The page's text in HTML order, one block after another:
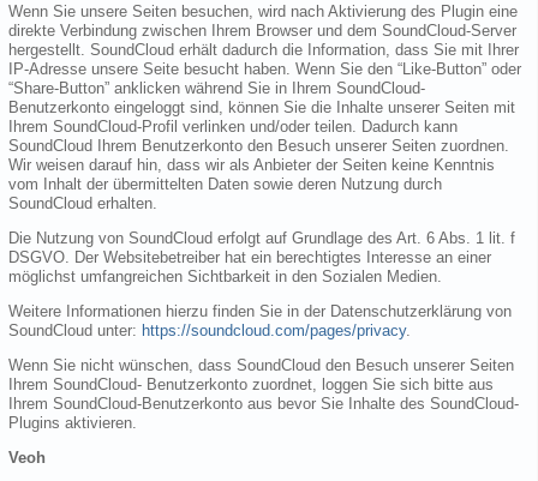
Wenn Sie unsere Seiten besuchen, wird nach Aktivierung des Plugin eine
direkte Verbindung zwischen Ihrem Browser und dem SoundCloud-Server
hergestellt. SoundCloud erhält dadurch die Information, dass Sie mit Ihrer
IP-Adresse unsere Seite besucht haben. Wenn Sie den “Like-Button” oder
“Share-Button” anklicken während Sie in Ihrem SoundCloud-
Benutzerkonto eingeloggt sind, können Sie die Inhalte unserer Seiten mit
Ihrem SoundCloud-Profil verlinken und/oder teilen. Dadurch kann
SoundCloud Ihrem Benutzerkonto den Besuch unserer Seiten zuordnen.
Wir weisen darauf hin, dass wir als Anbieter der Seiten keine Kenntnis
vom Inhalt der übermittelten Daten sowie deren Nutzung durch
SoundCloud erhalten.
Die Nutzung von SoundCloud erfolgt auf Grundlage des Art. 6 Abs. 1 lit. f
DSGVO. Der Websitebetreiber hat ein berechtigtes Interesse an einer
möglichst umfangreichen Sichtbarkeit in den Sozialen Medien.
Weitere Informationen hierzu finden Sie in der Datenschutzerklärung von
SoundCloud unter: https://soundcloud.com/pages/privacy.
Wenn Sie nicht wünschen, dass SoundCloud den Besuch unserer Seiten
Ihrem SoundCloud- Benutzerkonto zuordnet, loggen Sie sich bitte aus
Ihrem SoundCloud-Benutzerkonto aus bevor Sie Inhalte des SoundCloud-
Plugins aktivieren.
Veoh